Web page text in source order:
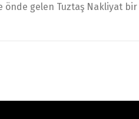
gelen Tuztaş Nakliyat bir